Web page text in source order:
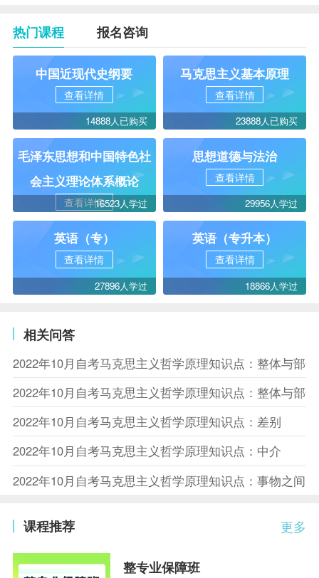
热门课程 报名咨询
中国近现代史纲要
查看详情
14888人已购买
马克思主义基本原理
查看详情
23888人已购买
毛泽东思想和中国特色社
会主义理论体系概论
查看详情16523人学过
思想道德与法治
查看详情
29956人学过
英语（专）
查看详情
27896人学过
英语（专升本）
查看详情
18866人学过
相关问答
2022年10月自考马克思主义哲学原理知识点：整体与部
2022年10月自考马克思主义哲学原理知识点：整体与部
2022年10月自考马克思主义哲学原理知识点：差别
2022年10月自考马克思主义哲学原理知识点：中介
2022年10月自考马克思主义哲学原理知识点：事物之间
更多
课程推荐
整专业保障班